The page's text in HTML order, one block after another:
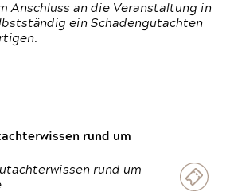
Anschluss an die Veranstaltung in
ein Schadengutachten
rund um
rund um